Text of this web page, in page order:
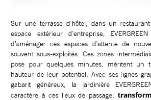
Sur une terrasse d’hôtel, dans un
espace extérieur d’entreprise,
d’aménager ces espaces d’attente de
souvent sous-exploités. Ces zones
pose pour quelques minutes, méritent un
hauteur de leur potentiel. Avec ses lignes
gabarit généreux, la jardinière
caractère à ces lieux de passage,